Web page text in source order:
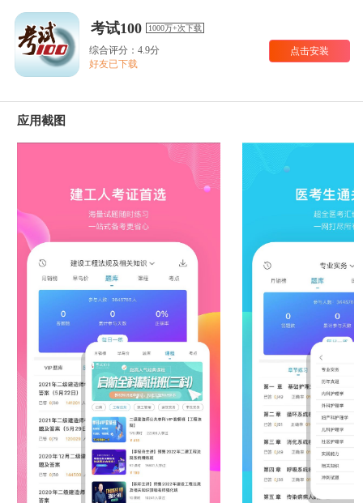
考试100 1000万+次下载
综合评分：4.9分
好友已下载
点击安装
应用截图